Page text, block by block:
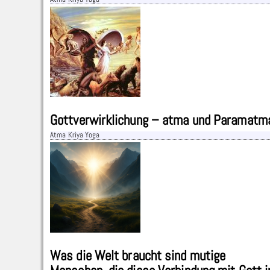
Gottverwirklichung – atma und
Atma Kriya Yoga
Was die Welt braucht sind mutige